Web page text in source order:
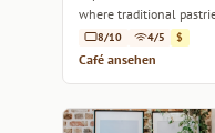
where traditional
8/10 4/5 $
Café ansehen